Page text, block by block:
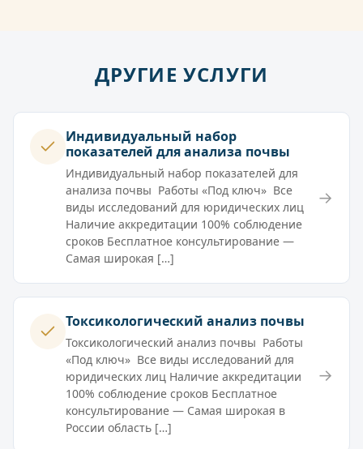
ДРУГИЕ УСЛУГИ
Индивидуальный набор
показателей для анализа почвы
Индивидуальный набор показателей для
анализа почвы Работы «Под ключ» Все
виды исследований для юридических лиц
Наличие аккредитации 100% соблюдение
сроков Бесплатное консультирование —
Самая широкая […]
→
Токсикологический анализ почвы
Токсикологический анализ почвы Работы
«Под ключ» Все виды исследований для
юридических лиц Наличие аккредитации
100% соблюдение сроков Бесплатное
консультирование — Самая широкая в
России область […]
→